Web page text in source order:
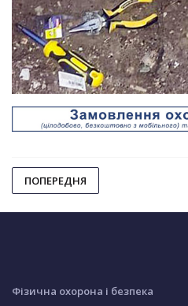
ПОПЕРЕДНЯ
Фізична охорона і безпека